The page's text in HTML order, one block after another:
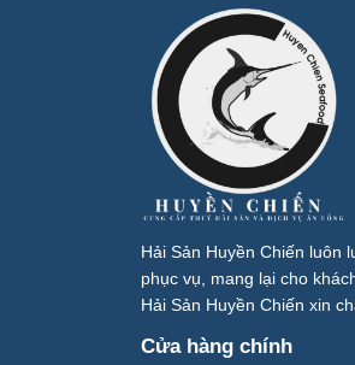
Hải Sản Huyền Chiến luôn
phục vụ, mang lại cho
Hải Sản Huyền Chiến xin
Cửa hàng chính